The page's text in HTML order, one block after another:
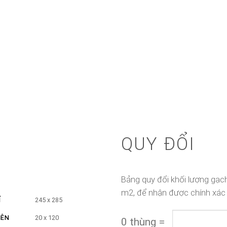
245 x 285
20 x 120
QUY ĐỔI
Bảng quy đổi khối lượng
m2, để nhận được chính
0 thùng =